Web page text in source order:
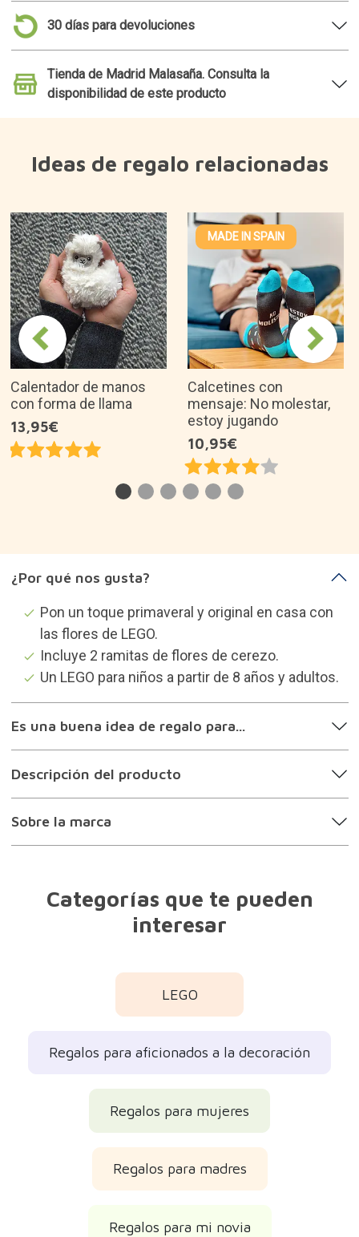
30 días para devoluciones
Tienda de Madrid Malasaña. Consulta la
disponibilidad de este producto
Ideas de regalo relacionadas
Calentador de manos
con forma de llama
13,95€
MADE IN SPAIN
Calcetines con
mensaje: No molestar,
estoy jugando
10,95€
¿Por qué nos gusta?
Pon un toque primaveral y original en casa con
las flores de LEGO.
Incluye 2 ramitas de flores de cerezo.
Un LEGO para niños a partir de 8 años y adultos.
Es una buena idea de regalo para...
Descripción del producto
Sobre la marca
Categorías que te pueden
interesar
LEGO
Regalos para aficionados a la decoración
Regalos para mujeres
Regalos para madres
Regalos para mi novia